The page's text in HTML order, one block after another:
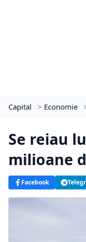
Capital > Economie
Se reiau
milioane
Facebook